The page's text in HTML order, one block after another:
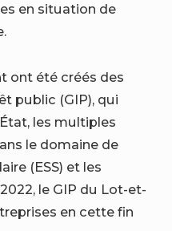
en situation de
ont été créés des
public (GIP), qui
les multiples
le domaine de
(ESS) et les
le GIP du Lot-et-
en cette fin